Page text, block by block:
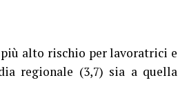
alto rischio per lavoratrici e
regionale (3,7) sia a quella